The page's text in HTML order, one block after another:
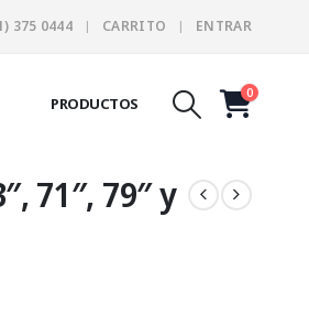
375 0444 CARRITO ENTRAR
PRODUCTOS
0
71″, 79″ y